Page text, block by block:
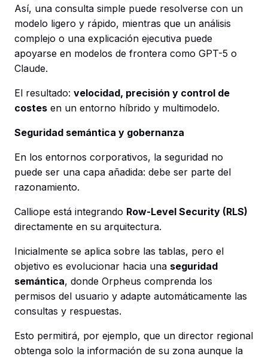
Así, una consulta simple puede resolverse con un
modelo ligero y rápido, mientras que un análisis
complejo o una explicación ejecutiva puede
apoyarse en modelos de frontera como GPT-5 o
Claude.
El resultado: velocidad, precisión y control de
costes en un entorno híbrido y multimodelo.
Seguridad semántica y gobernanza
En los entornos corporativos, la seguridad no
puede ser una capa añadida: debe ser parte del
razonamiento.
Calliope está integrando Row-Level Security (RLS)
directamente en su arquitectura.
Inicialmente se aplica sobre las tablas, pero el
objetivo es evolucionar hacia una seguridad
semántica, donde Orpheus comprenda los
permisos del usuario y adapte automáticamente las
consultas y respuestas.
Esto permitirá, por ejemplo, que un director regional
obtenga solo la información de su zona aunque la